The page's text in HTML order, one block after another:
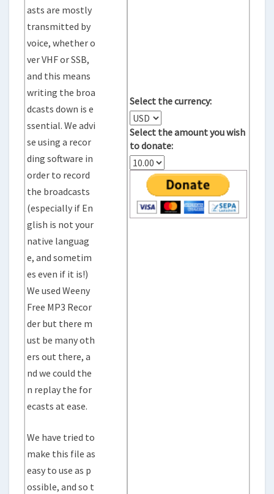
asts are mostly
transmitted by
voice, whether o
ver VHF or SSB,
and this means
writing the broa
dcasts down is e
ssential. We advi
se using a recor
ding software in
order to record
the broadcasts
(especially if En
glish is not your
native languag
e, and sometim
es even if it is!)
We used Weeny
Free MP3 Recor
der but there m
ust be many oth
ers out there, a
nd we could the
n replay the for
ecasts at ease.
We have tried to
make this file as
easy to use as p
ossible, and so t
Select the currency:
Select the amount you wish
to donate: